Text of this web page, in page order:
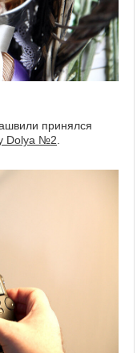
принялся
Dolya №2